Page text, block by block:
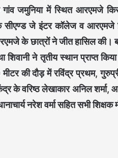
जमुनिया में स्थित आरएमजे
जे इंटर कॉलेज व आरएमजे
के छात्रों ने जीत हासिल की।
शिवानी ने तृतीय स्थान प्राप्त
की दौड़ में रविंद्र प्रथम,
के वरिष्ठ लेखाकार अनिल शर्मा,
नरेश वर्मा सहित सभी शिक्षक